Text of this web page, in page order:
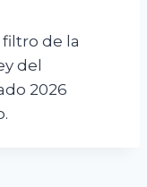
de la
del
2026